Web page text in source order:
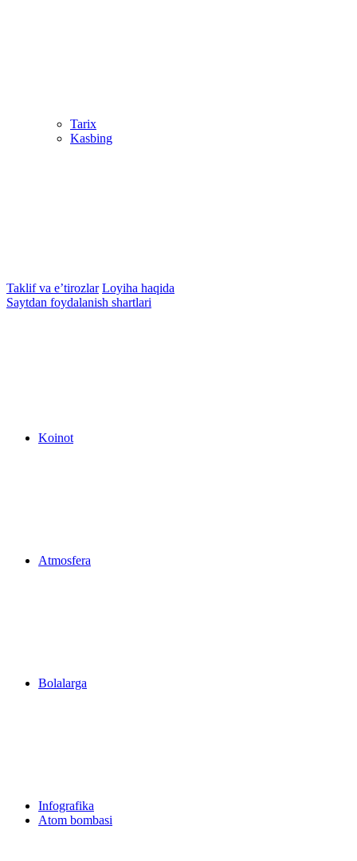
Tarix
Kasbing
Taklif va e’tirozlar Loyiha haqida
Saytdan foydalanish shartlari
Koinot
Atmosfera
Bolalarga
Infografika
Atom bombasi